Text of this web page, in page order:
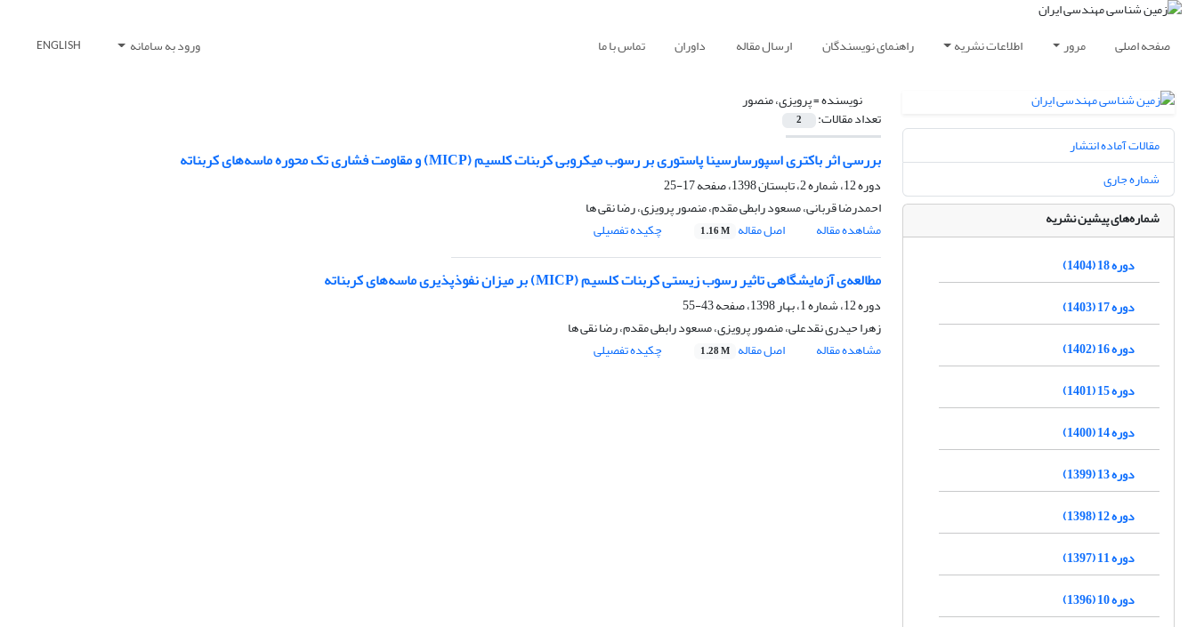
صفحه اصلی مرور اطلاعات نشریه راهنمای نویسندگان ارسال مقاله داوران تماس با ما ورود به سامانه ENGLISH
نویسنده =پرویزی، منصور
تعداد مقالات: 2
بررسی اثر باکتری اسپورسارسینا پاستوری بر رسوب میکروبی کربنات کلسیم (MICP) و مقاومت فشاری تک محوره ماسه‌های کربناته
دوره 12، شماره 2، تابستان 1398، صفحه
17-25
احمدرضا قربانی، مسعود رابطی مقدم، منصور پرویزی، رضا نقی ها
مشاهده مقاله
اصل مقاله 1.16 M چکیده تفصیلی
مطالعه‌ی آزمایشگاهی تاثیر رسوب زیستی کربنات کلسیم (MICP) بر میزان نفوذپذیری ماسه‌های کربناته
دوره 12، شماره 1، بهار 1398، صفحه
43-55
زهرا حیدری نقدعلی، منصور پرویزی، مسعود رابطی مقدم، رضا نقی ها
مشاهده مقاله
اصل مقاله 1.28 M چکیده تفصیلی
مقالات آماده انتشار
شماره جاری
شماره‌های پیشین نشریه
دوره 18 (1404)
دوره 17 (1403)
دوره 16 (1402)
دوره 15 (1401)
دوره 14 (1400)
دوره 13 (1399)
دوره 12 (1398)
دوره 11 (1397)
دوره 10 (1396)